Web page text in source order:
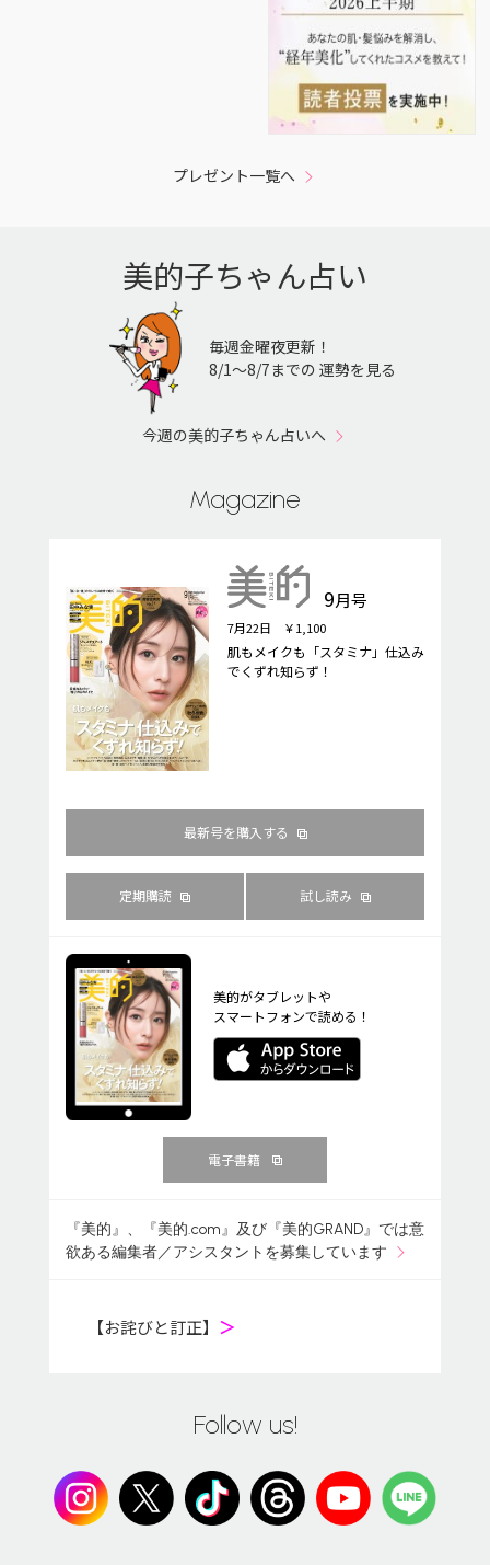
プレゼント一覧へ
美的子ちゃん占い
毎週金曜夜更新！
8/1〜8/7までの 運勢を見る
今週の美的子ちゃん占いへ
Magazine
9月号
7月22日 ￥1,100
肌もメイクも「スタミナ」仕込み
でくずれ知らず！
最新号を購入する
定期購読 試し読み
美的がタブレットや
スマートフォンで読める！
電子書籍
『美的』、『美的.com』及び『美的GRAND』では意
欲ある編集者／アシスタントを募集しています
【お詫びと訂正】 ＞
Follow us!